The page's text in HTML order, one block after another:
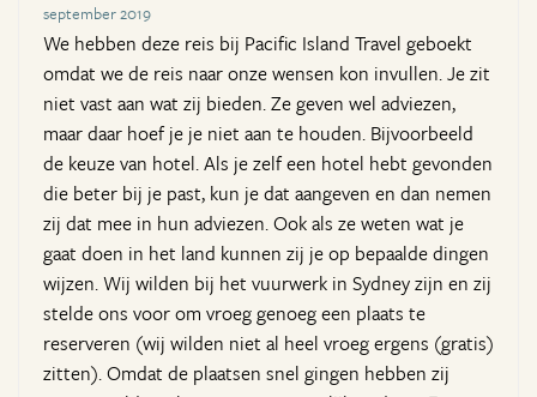
september 2019
We hebben deze reis bij Pacific Island Travel geboekt
omdat we de reis naar onze wensen kon invullen. Je zit
niet vast aan wat zij bieden. Ze geven wel adviezen,
maar daar hoef je je niet aan te houden. Bijvoorbeeld
de keuze van hotel. Als je zelf een hotel hebt gevonden
die beter bij je past, kun je dat aangeven en dan nemen
zij dat mee in hun adviezen. Ook als ze weten wat je
gaat doen in het land kunnen zij je op bepaalde dingen
wijzen. Wij wilden bij het vuurwerk in Sydney zijn en zij
stelde ons voor om vroeg genoeg een plaats te
reserveren (wij wilden niet al heel vroeg ergens (gratis)
zitten). Omdat de plaatsen snel gingen hebben zij